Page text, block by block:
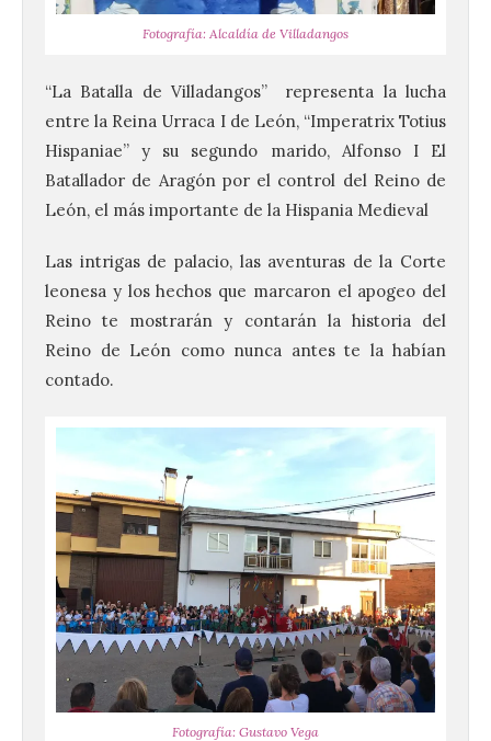
Fotografía: Alcaldía de Villadangos
“La Batalla de Villadangos” representa la lucha
entre la Reina Urraca I de León, “Imperatrix Totius
Hispaniae” y su segundo marido, Alfonso I El
Batallador de Aragón por el control del Reino de
León, el más importante de la Hispania Medieval
Las intrigas de palacio, las aventuras de la Corte
leonesa y los hechos que marcaron el apogeo del
Reino te mostrarán y contarán la historia del
Reino de León como nunca antes te la habían
contado.
Fotografía: Gustavo Vega